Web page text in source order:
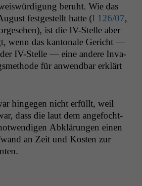
beruht. Wie das
fest­gestellt hat­te (I 126/07,
ist die IV-Stelle aber
wenn das kan­tonale Gericht —
IV-Stelle — eine andere Inva­
für anwend­bar erk­lärt
hinge­gen nicht erfüllt, weil
dass die laut dem ange­focht­
Abklärun­gen einen
an Zeit und Kosten zur